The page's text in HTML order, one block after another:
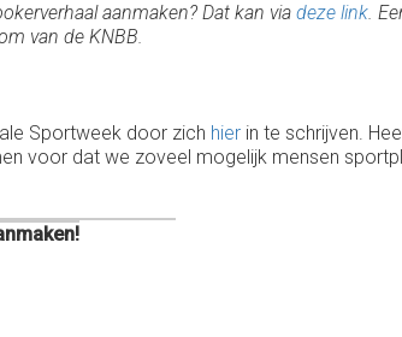
aanmaken? Dat kan via deze link.
van de KNBB.
Sportweek door zich hier in te schrijven.
voor dat we zoveel mogelijk mensen